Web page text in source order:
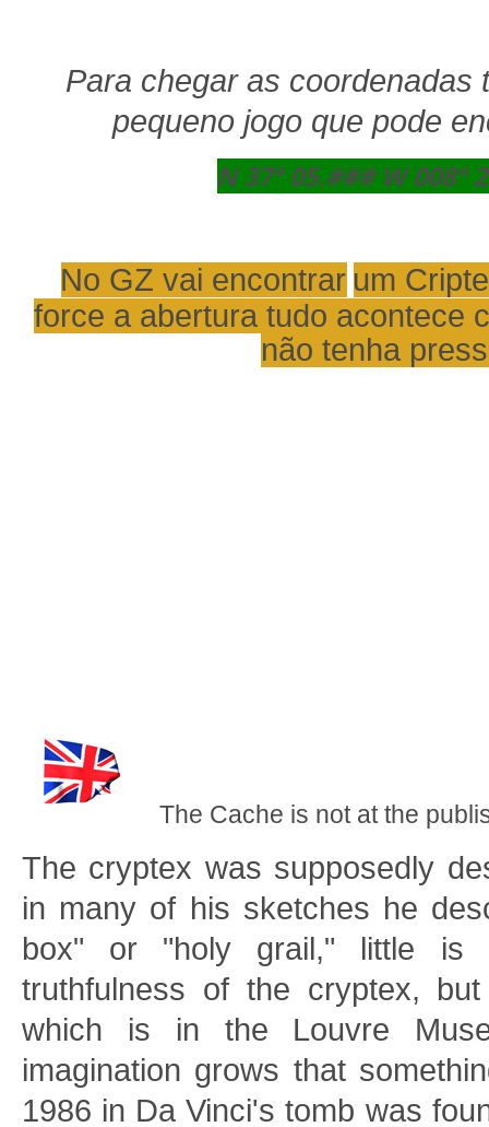
Para chegar as coordenadas
pequeno jogo que pode
N 37° 05.### W 008°
No GZ vai encontrar um
force a abertura tudo acontece
não tenha
The Cache is not at the
The cryptex was supposedly
in many of his sketches he
box" or "holy grail," little is
truthfulness of the cryptex,
which is in the Louvre
imagination grows that
1986 in Da Vinci's tomb was